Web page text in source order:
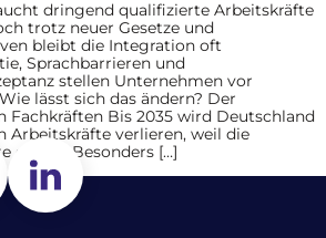
dringend qualifizierte Arbeitskräfte
trotz neuer Gesetze und
bleibt die Integration oft
Sprachbarrieren und
stellen Unternehmen vor
lässt sich das ändern? Der
Fachkräften Bis 2035 wird Deutschland
Arbeitskräfte verlieren, weil die
gehen. Besonders […]